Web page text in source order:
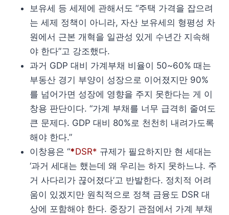
보유세 등 세제에 관해서도 “주택 가격을 잡으려
는 세제 정책이 아니라, 자산 보유세의 형평성 차
원에서 근본 개혁을 일관성 있게 수년간 지속해
야 한다”고 강조했다.
과거 GDP 대비 가계부채 비율이 50~60% 때는
부동산 경기 부양이 성장으로 이어졌지만 90%
를 넘어가면 성장에 영향을 주지 못한다는 게 이
창용 판단이다. “가계 부채를 너무 급격히 줄여도
큰 문제다. GDP 대비 80%로 천천히 내려가도록
해야 한다.”
이창용은 “*DSR* 규제가 필요하지만 현 세대는
‘과거 세대는 했는데 왜 우리는 하지 못하느냐. 주
거 사다리가 끊어졌다’고 반발한다. 정치적 어려
움이 있겠지만 원칙적으로 정책 금융도 DSR 대
상에 포함해야 한다. 중장기 관점에서 가계 부채